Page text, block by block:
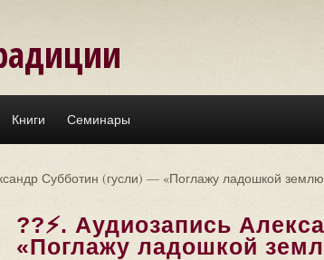
Книги Семинары
Субботин (гусли) — «Поглажу ладошкой
??⚡. Аудиозапись
«Поглажу ладошкой